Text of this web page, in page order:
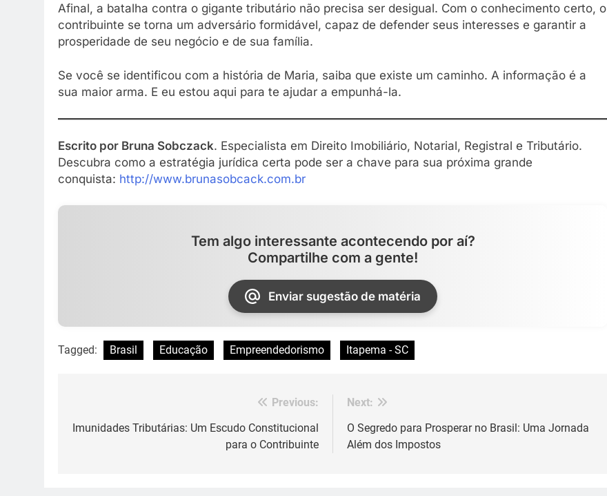
Afinal, a batalha contra o gigante tributário não precisa ser desigual. Com o conhecimento certo, o
contribuinte se torna um adversário formidável, capaz de defender seus interesses e garantir a
prosperidade de seu negócio e de sua família.
Se você se identificou com a história de Maria, saiba que existe um caminho. A informação é a
sua maior arma. E eu estou aqui para te ajudar a empunhá-la.
Escrito por Bruna Sobczack. Especialista em Direito Imobiliário, Notarial, Registral e Tributário.
Descubra como a estratégia jurídica certa pode ser a chave para sua próxima grande
conquista: http://www.brunasobcack.com.br
Tem algo interessante acontecendo por aí?
Compartilhe com a gente!
Enviar sugestão de matéria
Tagged: Brasil Educação Empreendedorismo Itapema - SC
de
Previous:
Imunidades Tributárias: Um Escudo Constitucional
para o Contribuinte
Next:
O Segredo para Prosperar no Brasil: Uma Jornada
Além dos Impostos